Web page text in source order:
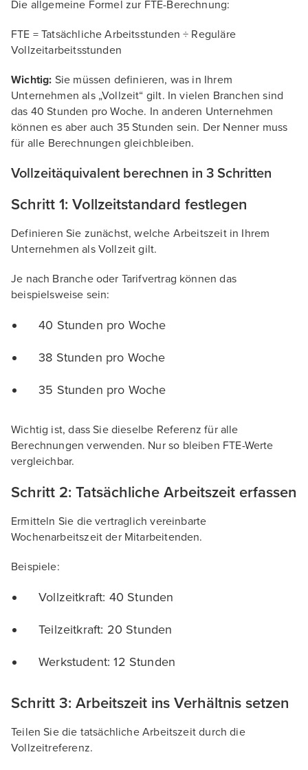
Die allgemeine Formel zur FTE-Berechnung:
FTE = Tatsächliche Arbeitsstunden ÷ Reguläre
Vollzeitarbeitsstunden
Wichtig: Sie müssen definieren, was in Ihrem
Unternehmen als „Vollzeit“ gilt. In vielen Branchen sind
das 40 Stunden pro Woche. In anderen Unternehmen
können es aber auch 35 Stunden sein. Der Nenner muss
für alle Berechnungen gleichbleiben.
Vollzeitäquivalent berechnen in 3 Schritten
Schritt 1: Vollzeitstandard festlegen
Definieren Sie zunächst, welche Arbeitszeit in Ihrem
Unternehmen als Vollzeit gilt.
Je nach Branche oder Tarifvertrag können das
beispielsweise sein:
40 Stunden pro Woche
38 Stunden pro Woche
35 Stunden pro Woche
Wichtig ist, dass Sie dieselbe Referenz für alle
Berechnungen verwenden. Nur so bleiben FTE-Werte
vergleichbar.
Schritt 2: Tatsächliche Arbeitszeit erfassen
Ermitteln Sie die vertraglich vereinbarte
Wochenarbeitszeit der Mitarbeitenden.
Beispiele:
Vollzeitkraft: 40 Stunden
Teilzeitkraft: 20 Stunden
Werkstudent: 12 Stunden
Schritt 3: Arbeitszeit ins Verhältnis setzen
Teilen Sie die tatsächliche Arbeitszeit durch die
Vollzeitreferenz.